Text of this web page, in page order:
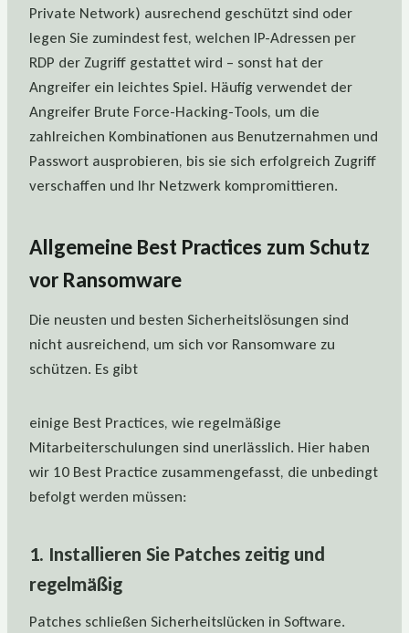
Private Network) ausrechend geschützt sind oder
legen Sie zumindest fest, welchen IP-Adressen per
RDP der Zugriff gestattet wird – sonst hat der
Angreifer ein leichtes Spiel. Häufig verwendet der
Angreifer Brute Force-Hacking-Tools, um die
zahlreichen Kombinationen aus Benutzernahmen und
Passwort ausprobieren, bis sie sich erfolgreich Zugriff
verschaffen und Ihr Netzwerk kompromittieren.
Allgemeine Best Practices zum Schutz
vor Ransomware
Die neusten und besten Sicherheitslösungen sind
nicht ausreichend, um sich vor Ransomware zu
schützen. Es gibt
einige Best Practices, wie regelmäßige
Mitarbeiterschulungen sind unerlässlich. Hier haben
wir 10 Best Practice zusammengefasst, die unbedingt
befolgt werden müssen:
1. Installieren Sie Patches zeitig und
regelmäßig
Patches schließen Sicherheitslücken in Software.